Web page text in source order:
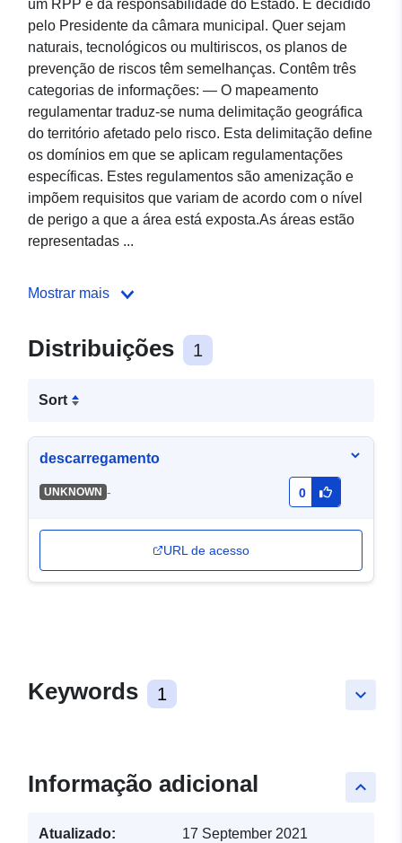
um RPP é da responsabilidade do Estado. É decidido
pelo Presidente da câmara municipal. Quer sejam
naturais, tecnológicos ou multiriscos, os planos de
prevenção de riscos têm semelhanças. Contêm três
categorias de informações: — O mapeamento
regulamentar traduz-se numa delimitação geográfica
do território afetado pelo risco. Esta delimitação define
os domínios em que se aplicam regulamentações
específicas. Estes regulamentos são amenização e
impõem requisitos que variam de acordo com o nível
de perigo a que a área está exposta.As áreas estão
representadas ...
Mostrar mais
Distribuições 1
Sort
descarregamento
UNKNOWN - 0
URL de acesso
keyboard_arrow_down
Keywords 1
keyboard_arrow_up
Informação adicional
Atualizado: 17 September 2021